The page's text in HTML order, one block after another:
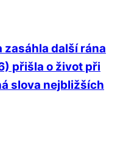
zasáhla další rána
přišla o život při
slova nejbližších